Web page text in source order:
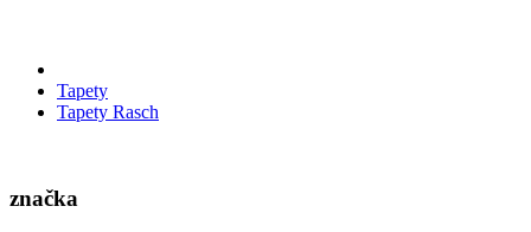
Tapety
Tapety Rasch
značka